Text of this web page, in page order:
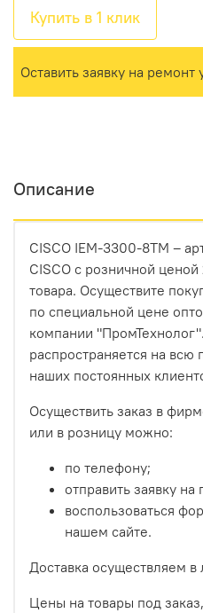
Купить в 1 клик
Оставить заявку на ремонт
Описание
CISCO IEM-3300-8TM –
CISCO с розничной
товара. Осуществите
по специальной цене
компании
распространяется на всю
наших постоянных
Осуществить заказ в
или в розницу можно:
по телефону;
отправить заявку на
воспользоваться
нашем сайте.
Доставка осуществляем
Цены на товары под